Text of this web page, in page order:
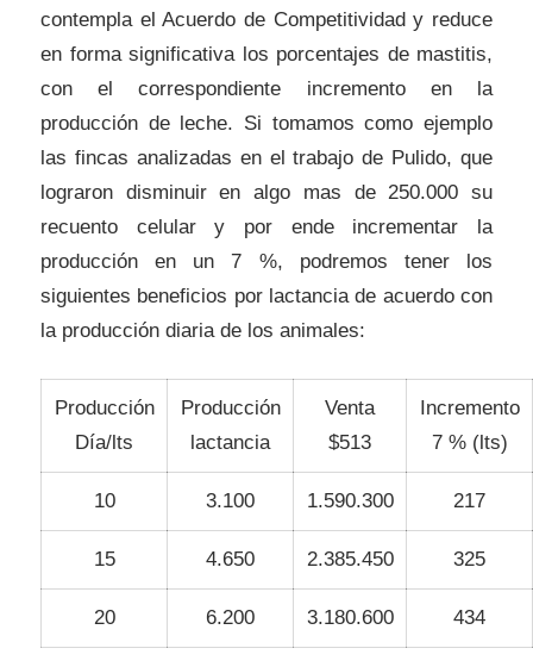
contempla el Acuerdo de Competitividad y reduce
en forma significativa los porcentajes de mastitis,
con el correspondiente incremento en la
producción de leche. Si tomamos como ejemplo
las fincas analizadas en el trabajo de Pulido, que
lograron disminuir en algo mas de 250.000 su
recuento celular y por ende incrementar la
producción en un 7 %, podremos tener los
siguientes beneficios por lactancia de acuerdo con
la producción diaria de los animales:
Producción
Día/lts
Producción
lactancia
Venta
$513
Incremento
7 % (lts)
10 3.100 1.590.300 217
15 4.650 2.385.450 325
20 6.200 3.180.600 434